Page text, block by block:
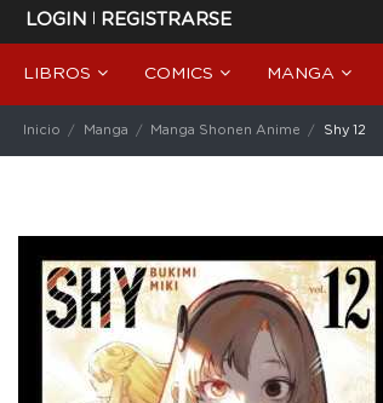
LOGIN | REGISTRARSE
LIBROS COMICS MANGA
Inicio Manga Manga Shonen Anime Shy 12